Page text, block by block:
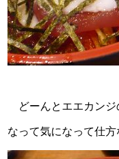
どーんとエエカンジ
なって気になって仕